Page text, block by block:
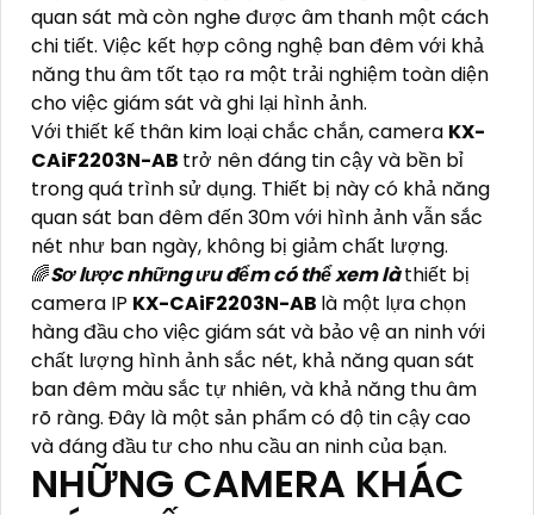
quan sát mà còn nghe được âm thanh một cách
chi tiết. Việc kết hợp công nghệ ban đêm với khả
năng thu âm tốt tạo ra một trải nghiệm toàn diện
cho việc giám sát và ghi lại hình ảnh.
Với thiết kế thân kim loại chắc chắn, camera KX-
CAiF2203N-AB trở nên đáng tin cậy và bền bỉ
trong quá trình sử dụng. Thiết bị này có khả năng
quan sát ban đêm đến 30m với hình ảnh vẫn sắc
nét như ban ngày, không bị giảm chất lượng.
🌈Sơ lược những ưu đểm có thể xem làthiết bị
camera IP KX-CAiF2203N-AB là một lựa chọn
hàng đầu cho việc giám sát và bảo vệ an ninh với
chất lượng hình ảnh sắc nét, khả năng quan sát
ban đêm màu sắc tự nhiên, và khả năng thu âm
rõ ràng. Đây là một sản phẩm có độ tin cậy cao
và đáng đầu tư cho nhu cầu an ninh của bạn.
NHỮNG CAMERA KHÁC